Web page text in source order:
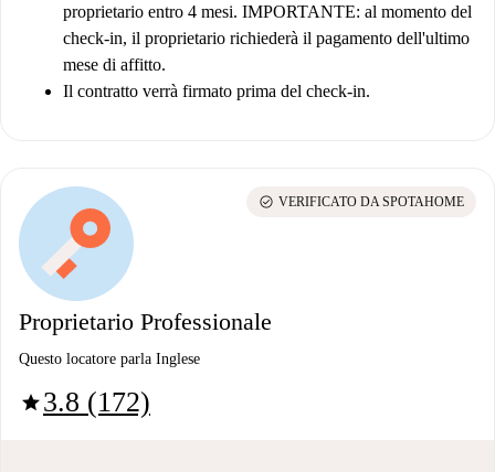
proprietario entro 4 mesi. IMPORTANTE: al momento del
check-in, il proprietario richiederà il pagamento dell'ultimo
mese di affitto.
Il contratto verrà firmato prima del check-in.
Proprietario Professionale
Questo locatore parla Inglese
star3.8 (172)
check_circle VERIFICATO DA SPOTAHOME